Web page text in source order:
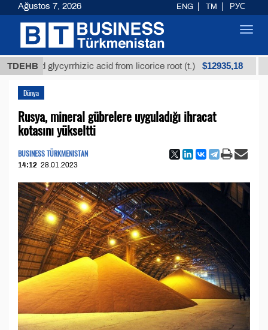
TDEHB
glycyrrhizic acid from licorice root (t.) $12935,18
Dünya
Rusya, mineral gübrelere uyguladığı ihracat
kotasını yükseltti
BUSINESS TÜRKMENISTAN
14:12 28.01.2023
Ağustos 7, 2026 ENG TM РУС